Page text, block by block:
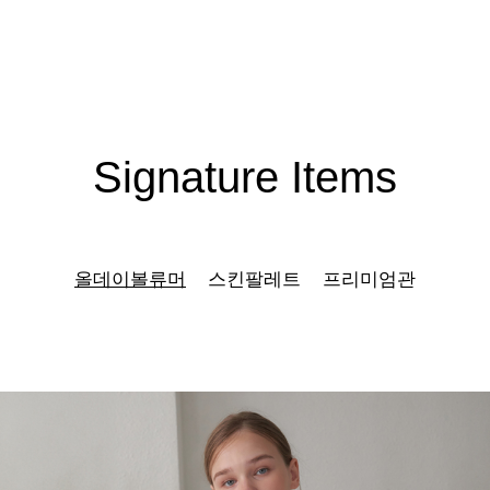
Signature Items
올데이볼류머 스킨팔레트 프리미엄관